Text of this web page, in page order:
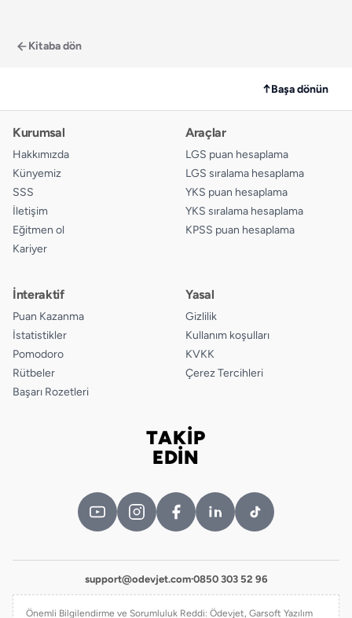
Kitaba dön
↑Başa dönün
Kurumsal
Hakkımızda
Künyemiz
SSS
İletişim
Eğitmen ol
Kariyer
Araçlar
LGS puan hesaplama
LGS sıralama hesaplama
YKS puan hesaplama
YKS sıralama hesaplama
KPSS puan hesaplama
İnteraktif
Puan Kazanma
İstatistikler
Pomodoro
Rütbeler
Başarı Rozetleri
Yasal
Gizlilik
Kullanım koşulları
KVKK
Çerez Tercihleri
TAKİP
EDİN
support@odevjet.com·0850 303 52 96
Önemli Bilgilendirme ve Sorumluluk Reddi: Ödevjet, Garsoft Yazılım